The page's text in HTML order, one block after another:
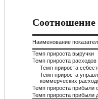
Соотношение
Наименование
Темп прироста выручки
Темп прироста расходов
Темп прироста
Темп прироста
коммерческих
Темп прироста прибыли
Темп прироста прибыли